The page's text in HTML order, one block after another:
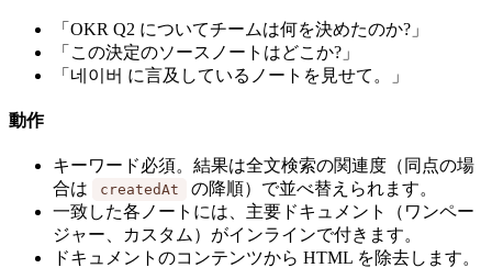
「OKR Q2 についてチームは何を決めたのか?」
「この決定のソースノートはどこか?」
「네이버 に言及しているノートを見せて。」
動作
キーワード必須。結果は全文検索の関連度（同点の場
合は
createdAt
の降順）で並べ替えられます。
一致した各ノートには、主要ドキュメント（ワンペー
ジャー、カスタム）がインラインで付きます。
ドキュメントのコンテンツから HTML を除去します。